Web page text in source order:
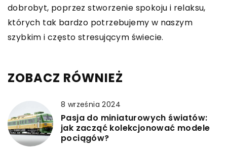
dobrobyt, poprzez stworzenie spokoju i relaksu,
których tak bardzo potrzebujemy w naszym
szybkim i często stresującym świecie.
ZOBACZ RÓWNIEŻ
8 września 2024
Pasja do miniaturowych światów:
jak zacząć kolekcjonować modele
pociągów?